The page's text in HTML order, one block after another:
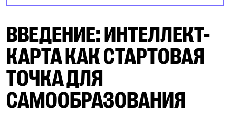
ВВЕДЕНИЕ: ИНТЕЛЛЕКТ-
КАРТА КАК СТАРТОВАЯ
ТОЧКА ДЛЯ
САМООБРАЗОВАНИЯ